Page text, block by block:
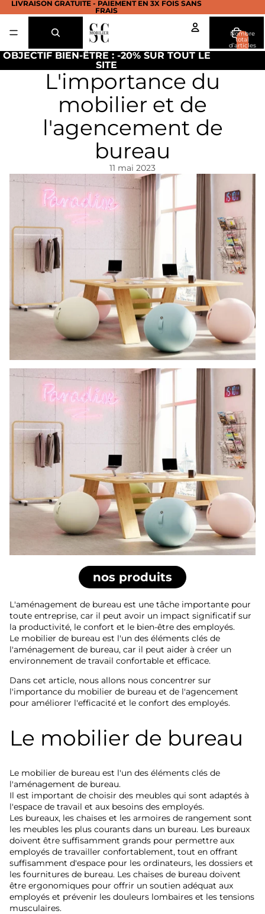
LIVRAISON GRATUITE - PAIEMENT EN 3X FOIS SANS
FRAIS
Nombre
total
d’articles
dans le
OBJECTIF BIEN-ÊTRE : -20% SUR TOUT LE
SITE
L'importance du
mobilier et de
l'agencement de
bureau
11 mai 2023
nos produits
L'aménagement de bureau est une tâche importante pour
toute entreprise, car il peut avoir un impact significatif sur
la productivité, le confort et le bien-être des employés.
Le mobilier de bureau est l'un des éléments clés de
l'aménagement de bureau, car il peut aider à créer un
environnement de travail confortable et efficace.
Dans cet article, nous allons nous concentrer sur
l'importance du mobilier de bureau et de l'agencement
pour améliorer l'efficacité et le confort des employés.
Le mobilier de bureau
Le mobilier de bureau est l'un des éléments clés de
l'aménagement de bureau.
Il est important de choisir des meubles qui sont adaptés à
l'espace de travail et aux besoins des employés.
Les bureaux, les chaises et les armoires de rangement sont
les meubles les plus courants dans un bureau. Les bureaux
doivent être suffisamment grands pour permettre aux
employés de travailler confortablement, tout en offrant
suffisamment d'espace pour les ordinateurs, les dossiers et
les fournitures de bureau. Les chaises de bureau doivent
être ergonomiques pour offrir un soutien adéquat aux
employés et prévenir les douleurs lombaires et les tensions
musculaires.